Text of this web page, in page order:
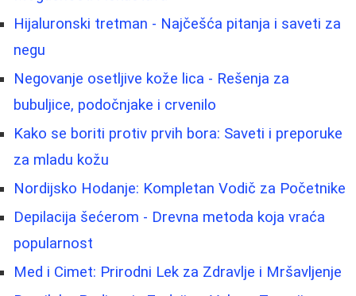
Hijaluronski tretman - Najčešća pitanja i saveti za
negu
Negovanje osetljive kože lica - Rešenja za
bubuljice, podočnjake i crvenilo
Kako se boriti protiv prvih bora: Saveti i preporuke
za mladu kožu
Nordijsko Hodanje: Kompletan Vodič za Početnike
Depilacija šećerom - Drevna metoda koja vraća
popularnost
Med i Cimet: Prirodni Lek za Zdravlje i Mršavljenje